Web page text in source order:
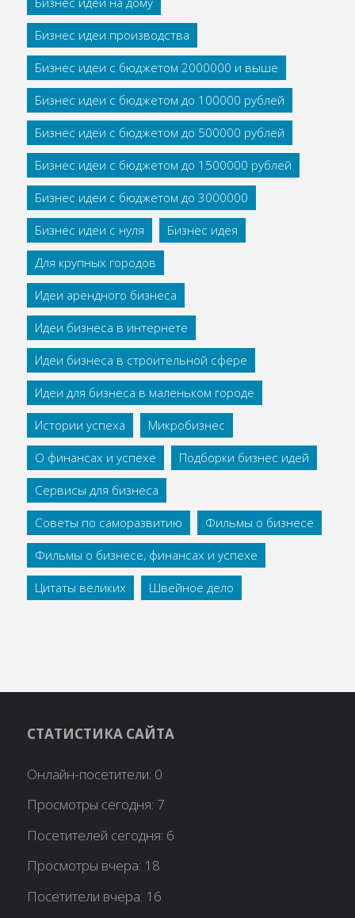
Бизнес идеи производства
Бизнес идеи с бюджетом 2000000 и выше
Бизнес идеи с бюджетом до 100000 рублей
Бизнес идеи с бюджетом до 500000 рублей
Бизнес идеи с бюджетом до 1500000 рублей
Бизнес идеи с бюджетом до 3000000
Бизнес идеи с нуля
Бизнес идея
Для крупных городов
Идеи арендного бизнеса
Идеи бизнеса в интернете
Идеи бизнеса в строительной сфере
Идеи для бизнеса в маленьком городе
Истории успеха
Микробизнес
О финансах и успехе
Подборки бизнес идей
Сервисы для бизнеса
Советы по саморазвитию
Фильмы о бизнесе
Фильмы о бизнесе, финансах и успехе
Цитаты великих
Швейное дело
СТАТИСТИКА САЙТА
Онлайн-посетители: 0
Просмотры сегодня: 7
Посетителей сегодня: 6
Просмотры вчера: 18
Посетители вчера: 16